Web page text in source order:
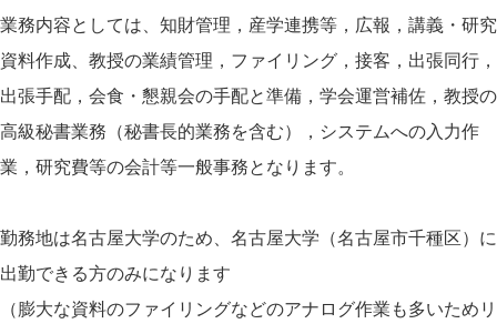
業務内容としては、知財管理，産学連携等，広報，講義・研究
資料作成、教授の業績管理，ファイリング，接客，出張同行，
出張手配，会食・懇親会の手配と準備，学会運営補佐，教授の
高級秘書業務（秘書長的業務を含む），システムへの入力作
業，研究費等の会計等一般事務となります。
勤務地は名古屋大学のため、名古屋大学（名古屋市千種区）に
出勤できる方のみになります
（膨大な資料のファイリングなどのアナログ作業も多いためリ